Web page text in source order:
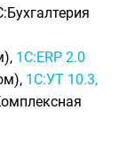
1С:ERP 2.0
1С:УТ 10.3,